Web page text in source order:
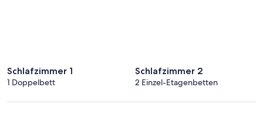
Schlafzimmer 1
1 Doppelbett
Schlafzimmer 2
2 Einzel-Etagenbetten